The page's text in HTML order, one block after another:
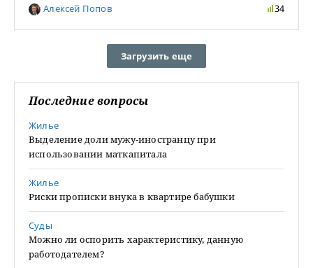
Алексей Попов
34
Загрузить еще
Последние вопросы
Жилье
Выделение доли мужу-иностранцу при
использовании маткапитала
Жилье
Риски прописки внука в квартире бабушки
Суды
Можно ли оспорить характеристику, данную
работодателем?